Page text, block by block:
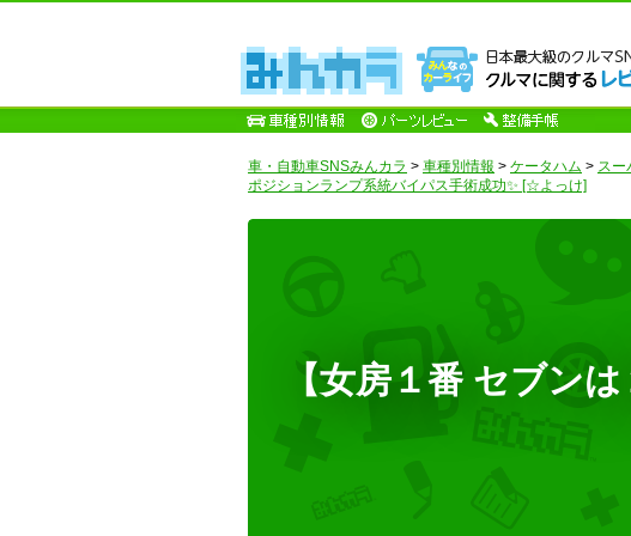
車・自動車SNSみんカラ > 車種別情報 > ケータハム > スー
ポジションランプ系統バイパス手術成功✨ [☆よっけ]
【女房１番 セブン